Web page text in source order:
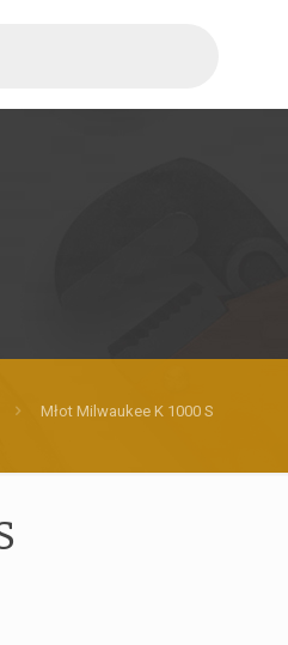
Młot Milwaukee K 1000 S